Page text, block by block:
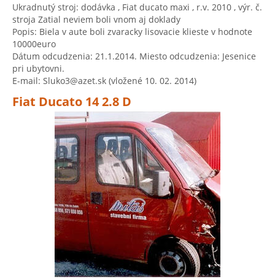
Ukradnutý stroj: dodávka , Fiat ducato maxi , r.v. 2010 , výr. č.
stroja Zatial neviem boli vnom aj doklady
Popis: Biela v aute boli zvaracky lisovacie klieste v hodnote
10000euro
Dátum odcudzenia: 21.1.2014. Miesto odcudzenia: Jesenice
pri ubytovni.
E-mail: Sluko3@azet.sk (vložené 10. 02. 2014)
Fiat Ducato 14 2.8 D